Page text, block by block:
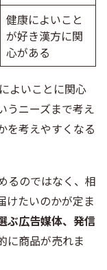
健康によいこと
が好き漢方に関
心がある
よいことに関心
うニーズまで考え
を考えやすくなる
るのではなく、相
けたいのかが定ま
ぶ広告媒体、発信
に商品が売れま